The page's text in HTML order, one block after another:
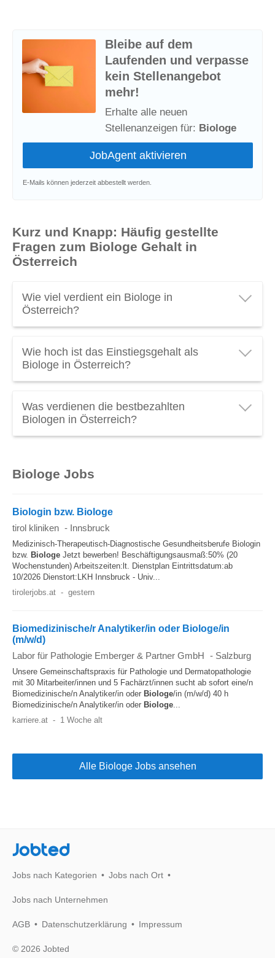
Bleibe auf dem
Laufenden und verpasse
kein Stellenangebot
mehr!
Erhalte alle neuen
Stellenanzeigen für: Biologe
E-Mails können jederzeit abbestellt werden.
Kurz und Knapp: Häufig gestellte
Fragen zum Biologe Gehalt in
Österreich
Wie viel verdient ein Biologe in
Österreich?
€ 2.660 brutto pro Monatoder€ 37.200 brutto pro
Jahr. Verdienen Sie als Biologe genug? Schauen
2026).
Wie hoch ist das Einstiegsgehalt als
Biologe in Österreich?
Österreich liegt bei€ 30.000 brutto pro Jahr
Was verdienen die bestbezahlten
Biologen in Österreich?
diesen Beruf entdecken: BiologInnen, die in der
Kosmetikindustrie arbeiten, verdienen am meisten.
Biologe Jobs
Biologin bzw. Biologe
tirol kliniken - Innsbruck
Medizinisch-Therapeutisch-Diagnostische Gesundheitsberufe Biologin
bzw. Biologe Jetzt bewerben! Beschäftigungsausmaß:50% (20
Wochenstunden) Arbeitszeiten:lt. Dienstplan Eintrittsdatum:ab
10/2026 Dienstort:LKH Innsbruck - Univ...
tirolerjobs.at - gestern
Biomedizinische/r Analytiker/in oder Biologe/in
(m/w/d)
Labor für Pathologie Emberger & Partner GmbH - Salzburg
Unsere Gemeinschaftspraxis für Pathologie und Dermatopathologie
mit 30 Mitarbeiter/innen und 5 Fachärzt/innen sucht ab sofort eine/n
Biomedizinische/n Analytiker/in oder Biologe/in (m/w/d) 40 h
Biomedizinische/n Analytiker/in oder Biologe
karriere.at - 1 Woche alt
Alle Biologe Jobs ansehen
Jobted
Jobs nach Kategorien Jobs nach Ort
Jobs nach Unternehmen
AGB Datenschutzerklärung Impressum
© 2026 Jobted